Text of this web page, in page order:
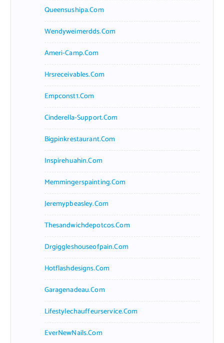
Queensushipa.com
Wendyweimerdds.com
Ameri-Camp.com
Hrsreceivables.com
Empconst1.com
Cinderella-Support.com
Bigpinkrestaurant.com
Inspirehuahin.com
Memmingerspainting.com
Jeremypbeasley.com
Thesandwichdepotcos.com
Drgiggleshouseofpain.com
Hotflashdesigns.com
Garagenadeau.com
Lifestylechauffeurservice.com
EverNewNails.com